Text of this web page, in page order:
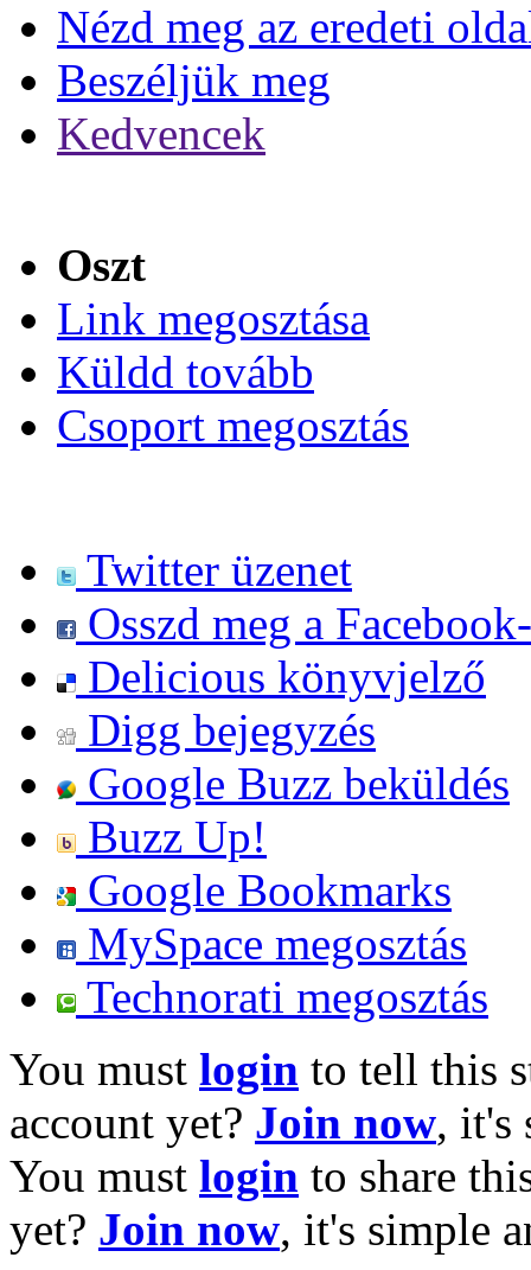
Nézd meg az eredeti
Beszéljük meg
Kedvencek
Oszt
Link megosztása
Küldd tovább
Csoport megosztás
Twitter üzenet
Osszd meg a
Delicious könyvjelző
Digg bejegyzés
Google Buzz beküldés
Buzz Up!
Google Bookmarks
MySpace megosztás
Technorati megosztás
You must login to tell this
account yet? Join now, it's
You must login to share
yet? Join now, it's simple